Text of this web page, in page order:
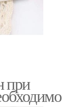
при